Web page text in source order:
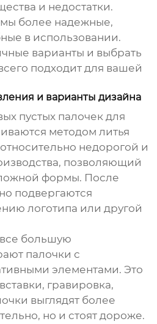
и недостатки.
более надежные,
в использовании.
варианты и выбрать
подходит для вашей
и варианты дизайна
пустых палочек для
методом литья
недорогой и
позволяющий
формы. После
подвергаются
логотипа или другой
большую
палочки с
элементами. Это
гравировка,
выглядят более
но и стоят дороже.